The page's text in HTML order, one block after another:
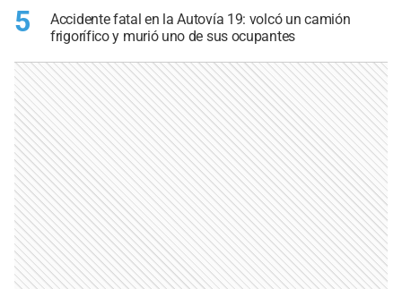
5
Accidente fatal en la Autovía 19: volcó un camión
frigorífico y murió uno de sus ocupantes